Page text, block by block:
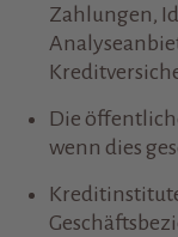
Zahlungen,
Die
wenn dies